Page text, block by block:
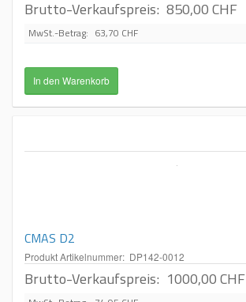
Brutto-Verkaufspreis: 850,00 CHF
MwSt.-Betrag: 63,70 CHF
CMAS D2
Produkt Artikelnummer: DP142-0012
Brutto-Verkaufspreis: 1000,00 CHF